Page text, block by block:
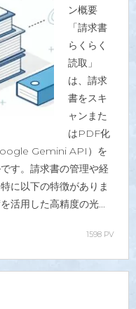
ン概要
「請求書
らくらく
読取」
は、請求
書をスキ
ャンまた
はPDF化
Gemini API）を
す。請求書の管理や経
に以下の特徴がありま
活用した高精度の光...
1598 PV